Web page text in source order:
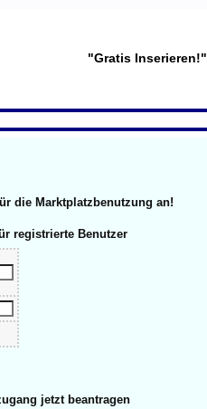
"Gratis Inserieren!"
die Marktplatzbenutzung an!
registrierte Benutzer
jetzt beantragen